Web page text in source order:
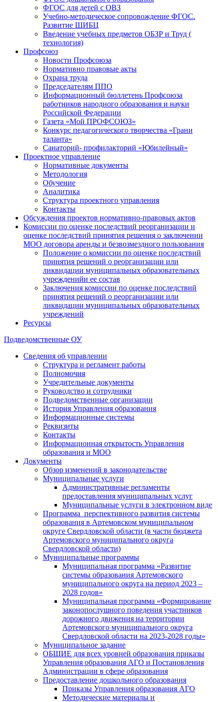
ФГОС для детей с ОВЗ
Учебно-методическое сопровождение ФГОС.
Развитие ШИБЦ
Введение учебных предметов ОБЗР и Труд (
технология)
Профсоюз
Новости Профсоюза
Нормативно правовые акты
Охрана труда
Председателям ППО
Информационный бюллетень Профсоюза
работников народного образования и науки
Российской Федерации
Газета «Мой ПРОФСОЮЗ»
Конкурс педагогического творчества «Грани
таланта»
Санаторий- профилакторий «Юбилейный»
Проектное управление
Нормативные документы
Методология
Обучение
Аналитика
Структура проектного управления
Контакты
Обсуждения проектов нормативно-правовых актов
Комиссии по оценке последствий реорганизации и
оценке последствий принятия решения о заключении
МОО договора аренды и безвозмездного пользования
Положение о комиссии по оценке последствий
принятия решений о реорганизации или
ликвидации муниципальных образовательных
учрежденийи ее состав
Заключения комиссии по оценке последствий
принятия решений о реорганизации или
ликвидации муниципальных образовательных
учреждений
Ресурсы
Подведомственные ОУ
Сведения об управлении
Структура и регламент работы
Полномочия
Учредительные документы
Руководство и сотрудники
Подведомственные организации
История Управления образования
Информационные системы
Реквизиты
Контакты
Информационная открытость Управления
образования и МОО
Документы
Обзор изменений в законодательстве
Муниципальные услуги
Административные регламенты
предоставления муниципальных услуг
Муниципальные услуги в электронном виде
Программа перспективного развития системы
образования в Артемовском муниципальном
округе Свердловской области (в части бюджета
Артемовского муниципального округа
Свердловской области)
Муниципальные программы
Муниципальная программа «Развитие
системы образования Артемовского
муниципального округа на период 2023 –
2028 годов»
Муниципальная программа «Формирование
законопослушного поведения участников
дорожного движения на территории
Артемовского муниципального округа
Свердловской области на 2023-2028 годы»
Муниципальное задание
ОБЩИЕ для всех уровней образования приказы
Управления образования АГО и Постановления
Администрации в сфере образования
Предоставление дошкольного образования
Приказы Управления образования АГО
Методические материалы и